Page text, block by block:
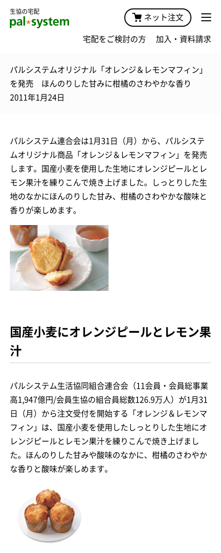
生協の宅配
ネット注文
宅配をご検討の方 加入・資料請求
パルシステムオリジナル「オレンジ＆レモンマフィン」
を発売 ほんのりした甘みに柑橘のさわやかな香り
2011年1月24日
パルシステム連合会は1月31日（月）から、パルシステ
ムオリジナル商品「オレンジ＆レモンマフィン」を発売
します。国産小麦を使用した生地にオレンジピールとレ
モン果汁を練りこんで焼き上げました。しっとりした生
地のなかにほんのりした甘み、柑橘のさわやかな酸味と
香りが楽しめます。
国産小麦にオレンジピールとレモン果
汁
パルシステム生活協同組合連合会（11会員・会員総事業
高1,947億円/会員生協の組合員総数126.9万人）が1月31
日（月）から注文受付を開始する「オレンジ＆レモンマ
フィン」は、国産小麦を使用したしっとりした生地にオ
レンジピールとレモン果汁を練りこんで焼き上げまし
た。ほんのりした甘みや酸味のなかに、柑橘のさわやか
な香りと酸味が楽しめます。